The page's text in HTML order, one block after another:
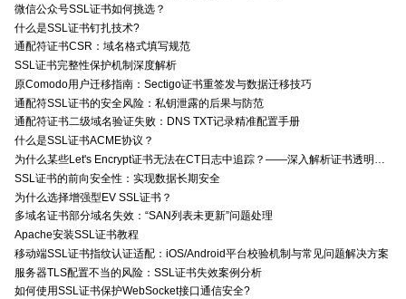
微信公众号SSL证书如何挑选？
什么是SSL证书钉扎技术?
通配符证书CSR：域名格式填写规范
SSL证书完整性保护机制深度解析
原Comodo用户迁移指南：Sectigo证书重签发与数据迁移技巧
通配符SSL证书的安全风险：私钥泄露的后果与防范
通配符证书二级域名验证失败：DNS TXT记录精准配置手册
什么是SSL证书ACME协议？
为什么某些Let's Encrypt证书无法在CT日志中追踪？——深入解析证书透明度与Let's Encrypt的关系
SSL证书的前向安全性：实现数据长期安全
为什么选择增强型EV SSL证书？
多域名证书部分域名失效：“SAN列表未更新”问题处理
Apache安装SSL证书教程
移动端SSL证书指纹认证适配：iOS/Android平台校验机制与常见问题解决方案
服务器TLS配置不当的风险：SSL证书失效案例分析
如何使用SSL证书保护WebSocket接口通信安全?